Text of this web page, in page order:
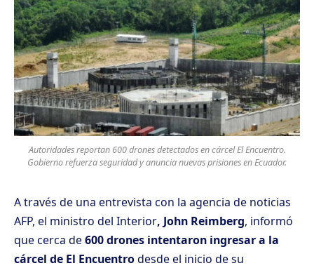
Autoridades reportan 600 drones detectados en cárcel El Encuentro.
Gobierno refuerza seguridad y anuncia nuevas prisiones en Ecuador.
A través de una entrevista con la agencia de noticias
AFP, el ministro del Interior, John Reimberg, informó
que cerca de600 drones intentaron ingresar a la
cárcel de El Encuentrodesde el inicio de su